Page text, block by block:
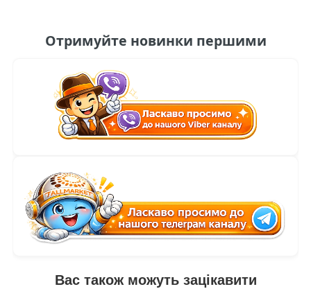
Отримуйте новинки першими
Вас також можуть зацікавити